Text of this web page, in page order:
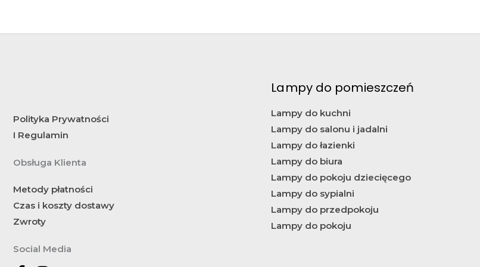
Polityka Prywatności
I Regulamin
Obsługa Klienta
Metody płatności
Czas i koszty dostawy
Zwroty
Social Media
Lampy do pomieszczeń
Lampy do kuchni
Lampy do salonu i jadalni
Lampy do łazienki
Lampy do biura
Lampy do pokoju dziecięcego
Lampy do sypialni
Lampy do przedpokoju
Lampy do pokoju